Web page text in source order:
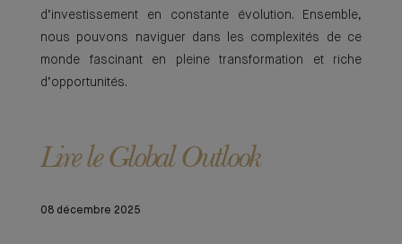
d’investissement en constante évolution. Ensemble,
nous pouvons naviguer dans les complexités de ce
monde fascinant en pleine transformation et riche
d’opportunités.
Lire le Global Outlook
08 décembre 2025